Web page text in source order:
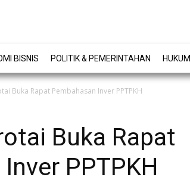
BISNIS POLITIK & PEMERINTAHAN HUKUM
Buka Rapat Pembahasan Inver PPTPKH
Buka Rapat
PPTPKH